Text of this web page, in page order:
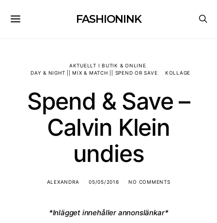
FASHIONINK
AKTUELLT I BUTIK & ONLINE
DAY & NIGHT || MIX & MATCH || SPEND OR SAVE
KOLLAGE
Spend & Save –
Calvin Klein
undies
ALEXANDRA 05/05/2016 NO COMMENTS
*Inlägget innehåller annonslänkar*